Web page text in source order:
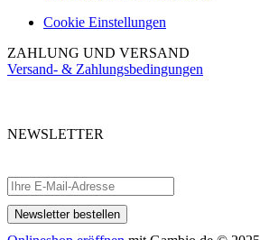
Cookie Einstellungen
ZAHLUNG UND VERSAND
Versand- & Zahlungsbedingungen
NEWSLETTER